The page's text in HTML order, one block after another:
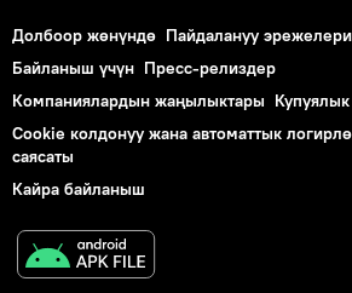
Долбоор жөнүндө Пайдалануу эрежелери
Байланыш үчүн Пресс-релиздер
Компаниялардын жаңылыктары
Cookie колдонуу жана автоматтык
саясаты
Кайра байланыш